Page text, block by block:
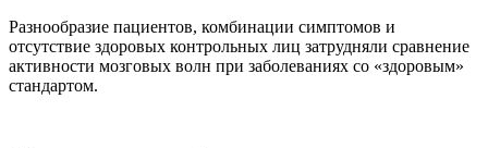
Разнообразие пациентов, комбинации симптомов и
отсутствие здоровых контрольных лиц затрудняли сравнение
активности мозговых волн при заболеваниях со «здоровым»
стандартом.